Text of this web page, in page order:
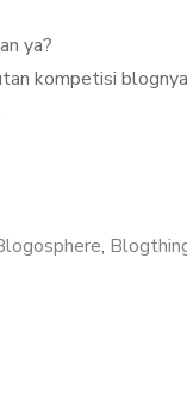
ya?
kompetisi
,